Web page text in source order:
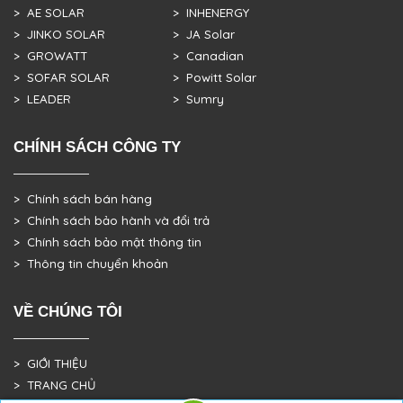
> AE SOLAR
> JINKO SOLAR
> GROWATT
> SOFAR SOLAR
> LEADER
> INHENERGY
> JA Solar
> Canadian
> Powitt Solar
> Sumry
CHÍNH SÁCH CÔNG TY
> Chính sách bán hàng
> Chính sách bảo hành và đổi trả
> Chính sách bảo mật thông tin
> Thông tin chuyển khoản
VỀ CHÚNG TÔI
> GIỚI THIỆU
> TRANG CHỦ